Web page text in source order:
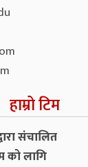
हाम्रो टिम
संचालित
को लागि